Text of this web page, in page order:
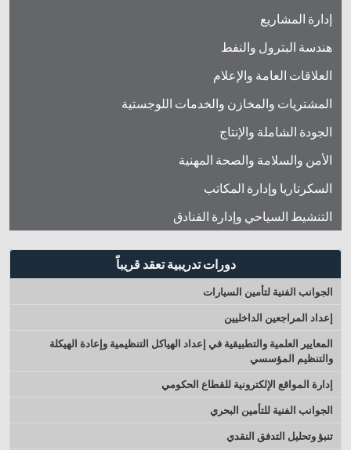
إدارة المشاريع
هندسة البترول والنفط
العلاقات العامة والإعلام
المشتريات والمخازن والخدمات اللوجستية
الجودة الشاملة والإنتاج
الأمن والسلامة والصحة المهنية
السكرتاريا وإدارة المكاتب
التنشيط السياحي وإدارة الفنادق
دورات تدريبية تعقد قريباً
الجوانب الفنية لتأمين السيارات
إعداد المراجعين الداخليين
المعايير العلمية والتطبيقية في إعداد الهياكل التنظيمية وإعادة الهيكلة
والتنظيم المؤسسي
إدارة المواقع الإلكترونية للقطاع الحكومي
الجوانب الفنية للتأمين البحري
تنبؤ وتحليل التدفق النقدي